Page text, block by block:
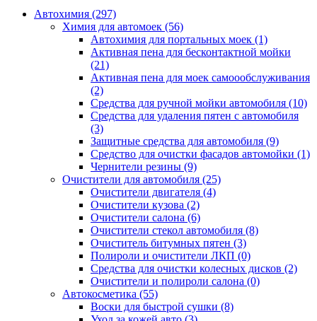
Автохимия (297)
Химия для автомоек (56)
Автохимия для портальных моек (1)
Активная пена для бесконтактной мойки
(21)
Активная пена для моек самоообслуживания
(2)
Средства для ручной мойки автомобиля (10)
Средства для удаления пятен с автомобиля
(3)
Защитные средства для автомобиля (9)
Средство для очистки фасадов автомойки (1)
Чернители резины (9)
Очистители для автомобиля (25)
Очистители двигателя (4)
Очистители кузова (2)
Очистители салона (6)
Очистители стекол автомобиля (8)
Очиститель битумных пятен (3)
Полироли и очистители ЛКП (0)
Средства для очистки колесных дисков (2)
Очистители и полироли салона (0)
Автокосметика (55)
Воски для быстрой сушки (8)